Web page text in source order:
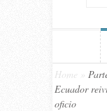
Home
Ecuador
oficio